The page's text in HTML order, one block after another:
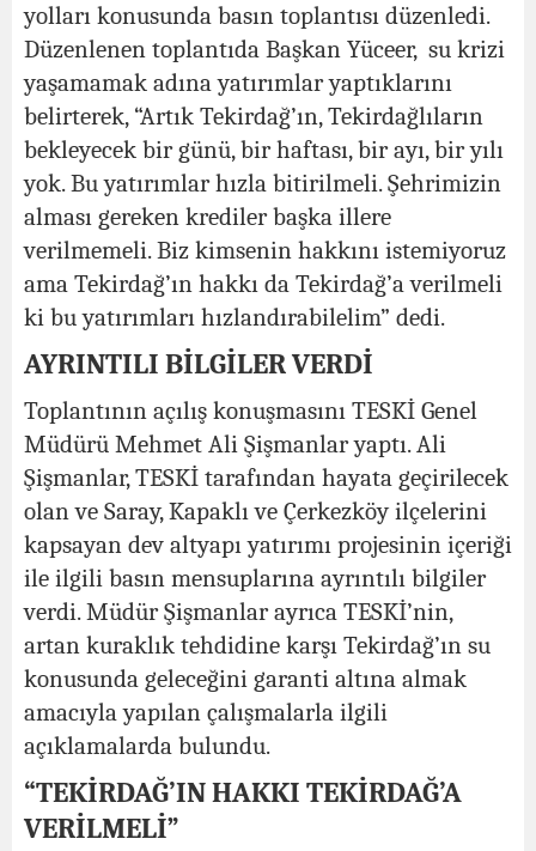
yolları konusunda basın toplantısı düzenledi.
Düzenlenen toplantıda Başkan Yüceer, su krizi
yaşamamak adına yatırımlar yaptıklarını
belirterek, “Artık Tekirdağ’ın, Tekirdağlıların
bekleyecek bir günü, bir haftası, bir ayı, bir yılı
yok. Bu yatırımlar hızla bitirilmeli. Şehrimizin
alması gereken krediler başka illere
verilmemeli. Biz kimsenin hakkını istemiyoruz
ama Tekirdağ’ın hakkı da Tekirdağ’a verilmeli
ki bu yatırımları hızlandırabilelim” dedi.
AYRINTILI BİLGİLER VERDİ
Toplantının açılış konuşmasını TESKİ Genel
Müdürü Mehmet Ali Şişmanlar yaptı. Ali
Şişmanlar, TESKİ tarafından hayata geçirilecek
olan ve Saray, Kapaklı ve Çerkezköy ilçelerini
kapsayan dev altyapı yatırımı projesinin içeriği
ile ilgili basın mensuplarına ayrıntılı bilgiler
verdi. Müdür Şişmanlar ayrıca TESKİ’nin,
artan kuraklık tehdidine karşı Tekirdağ’ın su
konusunda geleceğini garanti altına almak
amacıyla yapılan çalışmalarla ilgili
açıklamalarda bulundu.
“TEKİRDAĞ’IN HAKKI TEKİRDAĞ’A
VERİLMELİ”